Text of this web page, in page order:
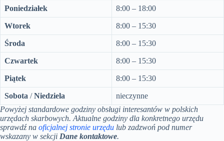
Poniedziałek 8:00 – 18:00
Wtorek 8:00 – 15:30
Środa 8:00 – 15:30
Czwartek 8:00 – 15:30
Piątek 8:00 – 15:30
Sobota /Niedziela
nieczynne
Powyżej standardowe godziny obsługi interesantów w polskich
urzędach skarbowych. Aktualne godziny dla konkretnego urzędu
sprawdź na oficjalnej stronie urzędu lub zadzwoń pod numer
wskazany w sekcji Dane kontaktowe.